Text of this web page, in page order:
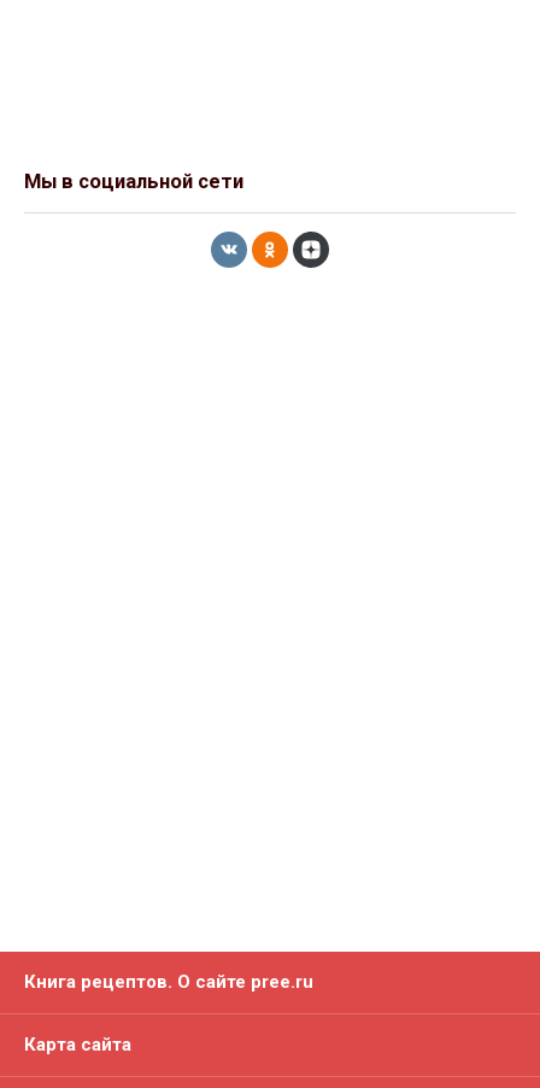
Мы в социальной сети
Книга рецептов. О сайте pree.ru
Карта сайта